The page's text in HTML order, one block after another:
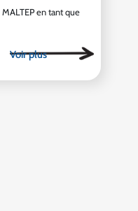
en tant que